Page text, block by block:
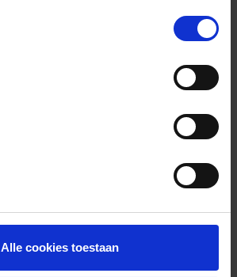
Alle cookies toestaan